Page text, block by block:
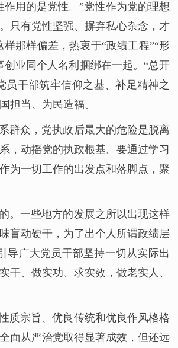
用的是党性。”党性作为党的理想
只有党性坚强、摒弃私心杂念，才
那样偏差，热衷于“政绩工程”“形
业同个人名利捆绑在一起。“总开
干部筑牢信仰之基、补足精神之
担当、为民造福。
群众，党执政后最大的危险是脱离
，动摇党的执政根基。要通过学习
为一切工作的出发点和落脚点，聚
。一些地方的发展之所以出现这样
盲动硬干，为了出个人所谓政绩层
导广大党员干部坚持一切从实际出
、做实功、求实效，做老实人、
质宗旨、优良传统和优良作风格格
面从严治党取得显著成效，但还远